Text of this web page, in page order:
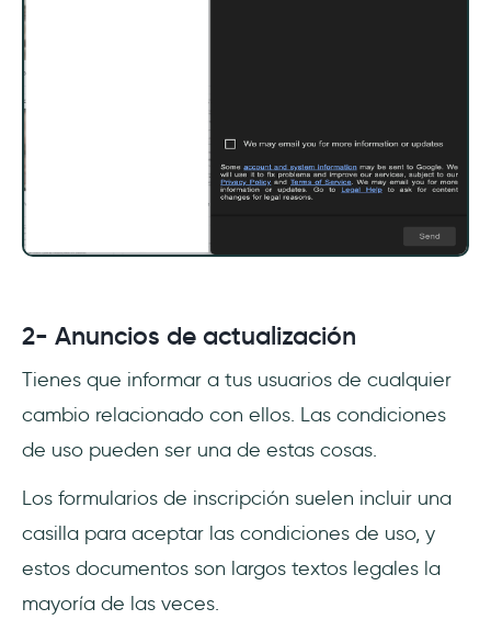
2- Anuncios de actualización
Tienes que informar a tus usuarios de cualquier
cambio relacionado con ellos. Las condiciones
de uso pueden ser una de estas cosas.
Los formularios de inscripción suelen incluir una
casilla para aceptar las condiciones de uso, y
estos documentos son largos textos legales la
mayoría de las veces.